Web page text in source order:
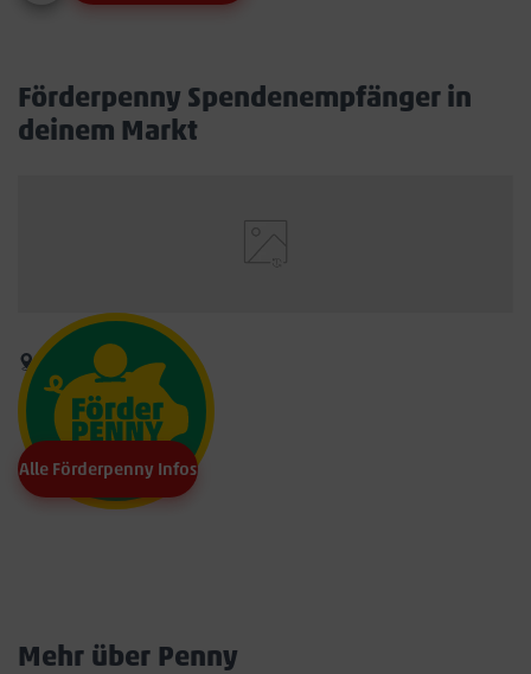
Förderpenny Spendenempfänger in
deinem Markt
Alle Förderpenny Infos
Mehr über Penny